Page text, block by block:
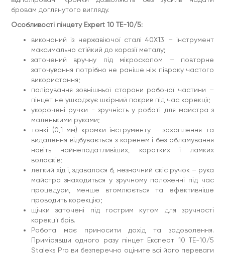
Staleks Pro ви безперечно оціните всі його переваги
на ділі та залишите його у своєму арсеналі
робочого приладдя, як неоціненного помічника
професійного майстра-бровиста.
бровам доглянутого вигляду.
Особливості пінцету Expert 10 TE-10/5:
виконаний із нержавіючої сталі 40Х13 – інструмент
максимально стійкий до корозії металу;
заточений вручну під мікроскопом – повторне
заточування потрібно не раніше ніж півроку частого
використання;
полірування зовнішньої сторони робочої частини –
пінцет не ушкоджує шкірний покрив під час корекції;
укорочені ручки - зручність у роботі для майстра з
маленькими руками;
тонкі (0,1 мм) кромки інструменту – захоплення та
видалення відбувається з коренем і без обламування
навіть найнеподатливіших, коротких і ламких
волосків;
легкий хід і, здавалося б, незначний скіс ручок – рука
майстра знаходиться у зручному положенні під час
процедури, менше втомлюється та ефективніше
проводить корекцію;
щічки заточені під гострим кутом для зручності
корекції брів.
Робота має приносити дохід та задоволення.
Примірявши одного разу пінцет Експерт 10 TE-10/5
Staleks Pro ви безперечно оціните всі його переваги